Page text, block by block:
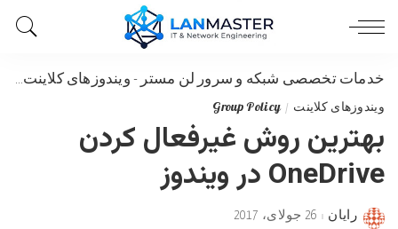
خدمات تخصصی شبکه و سرور لن مستر - ویندوزهای کلاینت-
ویندوزهای کلاینت Group Policy
بهترین روش غیرفعال کردن
OneDrive در ویندوز
Posted
رایان 26 جولای، 2017